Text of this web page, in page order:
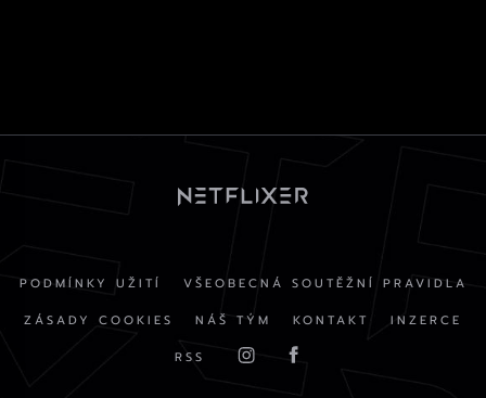
PODMÍNKY UŽITÍ
VŠEOBECNÁ SOUTĚŽNÍ PRAVIDLA
ZÁSADY COOKIES
NÁŠ TÝM KONTAKT
INZERCE
RSS